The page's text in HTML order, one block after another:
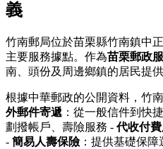
義
竹南郵局位於苗栗縣竹南鎮中
主要服務據點。作為苗栗郵政
南、頭份及周邊鄉鎮的居民提
根據中華郵政的公開資料，竹
外郵件寄遞 ：從一般信件到快
劃撥帳戶、壽險服務 -代收付費
- 簡易人壽保險 ：提供基礎保障